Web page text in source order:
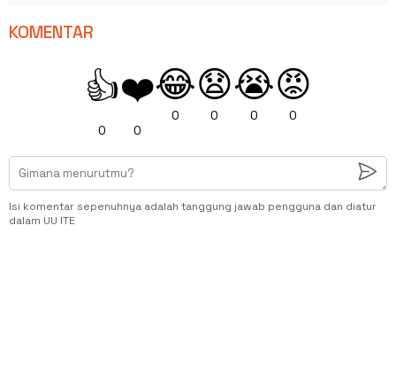
KOMENTAR
👍
0
❤️
0
😂
0
😧
0
😭
0
😡
0
Isi komentar sepenuhnya adalah tanggung jawab pengguna dan diatur
dalam UU ITE